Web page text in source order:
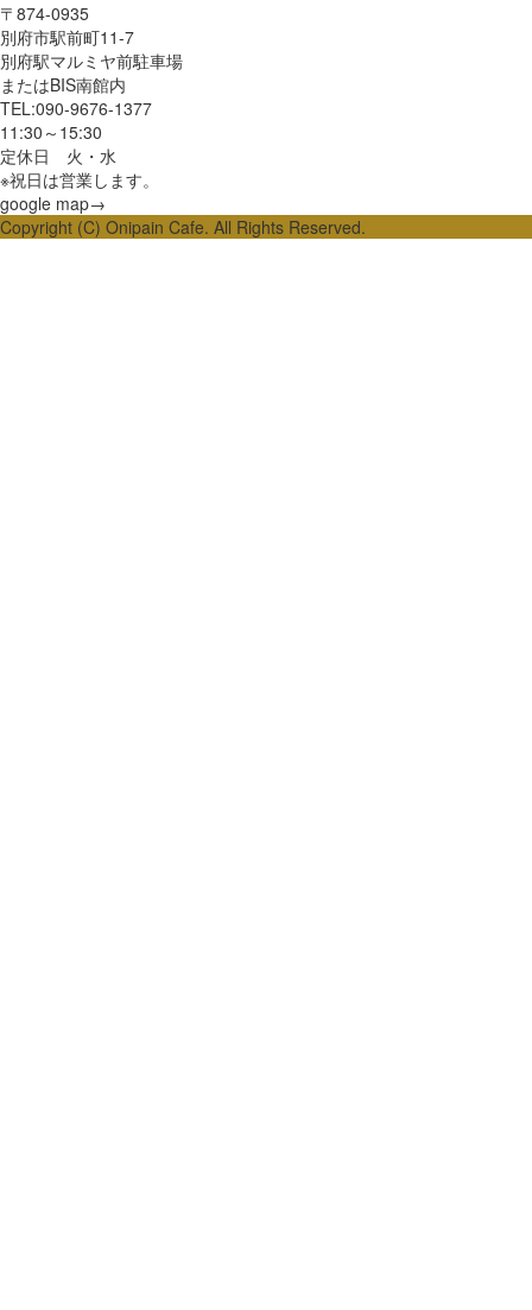
〒874-0935
別府市駅前町11-7
別府駅マルミヤ前駐車場
またはBIS南館内
TEL:090-9676-1377
11:30～15:30
定休日 火・水
※祝日は営業します。
google map→
Copyright (C) Onipain Cafe. All Rights Reserved.